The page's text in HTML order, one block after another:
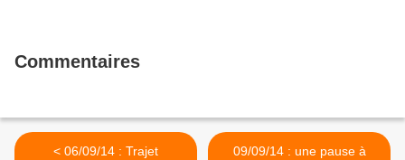
Commentaires
< 06/09/14 : Trajet
09/09/14 : une pause à